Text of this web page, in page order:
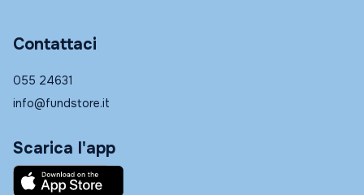
Contattaci
055 24631
info@fundstore.it
Scarica l'app